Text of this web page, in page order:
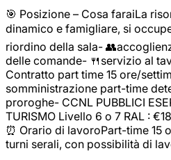
🎯 Posizione – Cosa faraiLa
dinamico e famigliare, si
riordino della sala-
delle comande- 🍴servizio al
Contratto part time 15 ore/
somministrazione part-time
proroghe- CCNL PUBBLICI
TURISMO Livello 6 o 7 RAL :
⏰ Orario di lavoroPart-time 15
turni serali, con possibilità di